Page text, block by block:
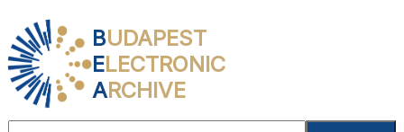
BUDAPEST
ELECTRONIC
ARCHIVE